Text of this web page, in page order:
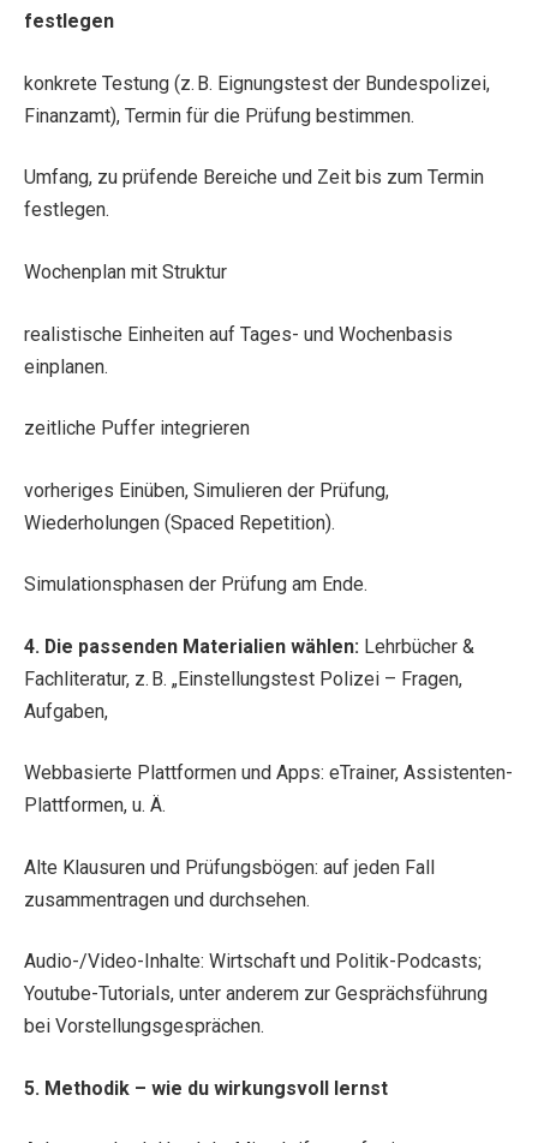
festlegen
konkrete Testung (z. B. Eignungstest der Bundespolizei,
Finanzamt), Termin für die Prüfung bestimmen.
Umfang, zu prüfende Bereiche und Zeit bis zum Termin
festlegen.
Wochenplan mit Struktur
realistische Einheiten auf Tages- und Wochenbasis
einplanen.
zeitliche Puffer integrieren
vorheriges Einüben, Simulieren der Prüfung,
Wiederholungen (Spaced Repetition).
Simulationsphasen der Prüfung am Ende.
4. Die passenden Materialien wählen: Lehrbücher &
Fachliteratur, z. B. „Einstellungstest Polizei – Fragen,
Aufgaben,
Webbasierte Plattformen und Apps: eTrainer, Assistenten-
Plattformen, u. Ä.
Alte Klausuren und Prüfungsbögen: auf jeden Fall
zusammentragen und durchsehen.
Audio-/Video-Inhalte: Wirtschaft und Politik-Podcasts;
Youtube-Tutorials, unter anderem zur Gesprächsführung
bei Vorstellungsgesprächen.
5. Methodik – wie du wirkungsvoll lernst